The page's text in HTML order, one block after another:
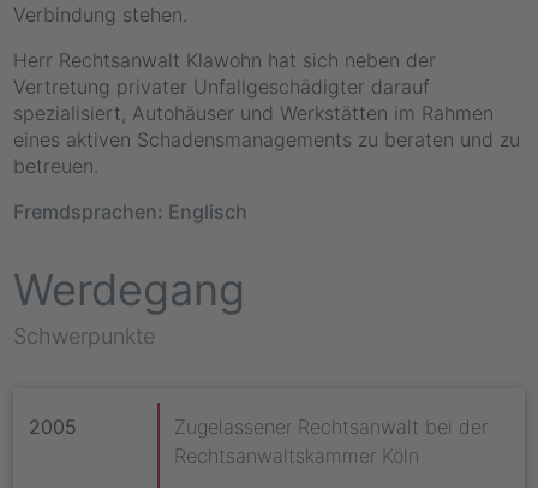
Verbindung stehen.
Herr Rechtsanwalt Klawohn hat sich neben der
Vertretung privater Unfallgeschädigter darauf
spezialisiert, Autohäuser und Werkstätten im Rahmen
eines aktiven Schadensmanagements zu beraten und zu
betreuen.
Fremdsprachen: Englisch
Werdegang
Schwerpunkte
2005
Zugelassener Rechtsanwalt bei der
Rechtsanwaltskammer Köln